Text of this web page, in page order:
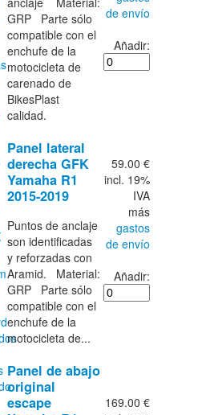
GRP Parte sólo
compatible con el
enchufe de la
motocicleta de
carenado de
BikesPlast
calidad.
de envío
Añadir:
Panel lateral
derecha GFK
Yamaha R1
2015-2019
Puntos de anclaje
son identificadas
y reforzadas con
Aramid. Material:
GRP Parte sólo
compatible con el
enchufe de la
motocicleta de...
59.00 €
incl. 19%
IVA
más
gastos
de envío
Añadir:
Panel de abajo
original
escape
169.00 €